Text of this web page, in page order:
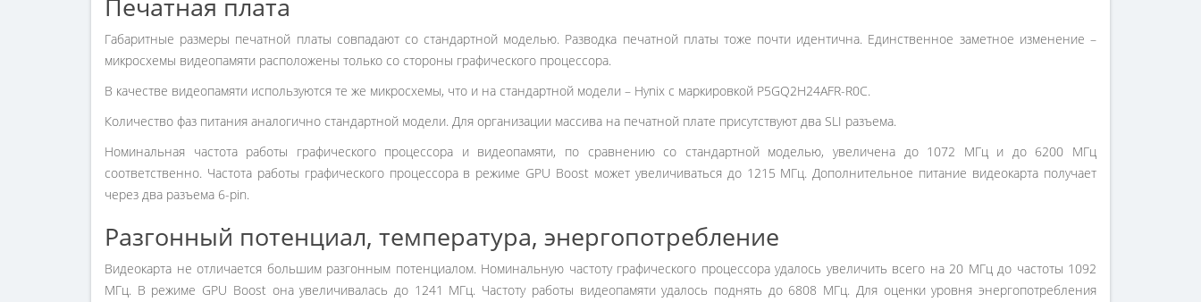
Печатная плата
Габаритные размеры печатной платы совпадают со стандартной моделью. Разводка печатной платы тоже почти идентична. Единственное заметное изменение –
микросхемы видеопамяти расположены только со стороны графического процессора.
В качестве видеопамяти используются те же микросхемы, что и на стандартной модели – Hynix с маркировкой P5GQ2H24AFR-R0C.
Количество фаз питания аналогично стандартной модели. Для организации массива на печатной плате присутствуют два SLI разъема.
Номинальная частота работы графического процессора и видеопамяти, по сравнению со стандартной моделью, увеличена до 1072 МГц и до 6200 МГц
соответственно. Частота работы графического процессора в режиме GPU Boost может увеличиваться до 1215 МГц. Дополнительное питание видеокарта получает
через два разъема 6-pin.
Разгонный потенциал, температура, энергопотребление
Видеокарта не отличается большим разгонным потенциалом. Номинальную частоту графического процессора удалось увеличить всего на 20 МГц до частоты 1092
МГц. В режиме GPU Boost она увеличивалась до 1241 МГц. Частоту работы видеопамяти удалось поднять до 6808 МГц. Для оценки уровня энергопотребления